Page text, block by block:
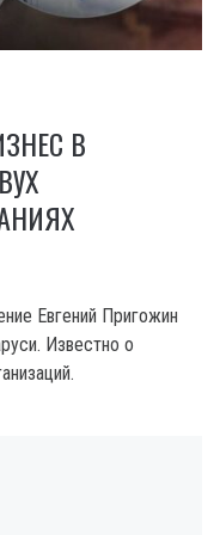
В
Евгений Пригожин
Известно о